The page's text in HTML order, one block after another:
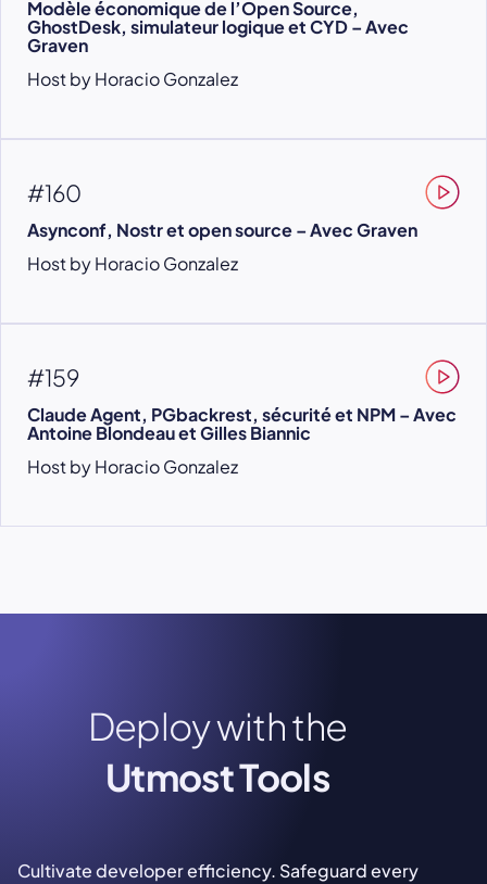
Modèle économique de l’Open Source,
GhostDesk, simulateur logique et CYD – Avec
Graven
Host by Horacio Gonzalez
#160
Asynconf, Nostr et open source – Avec Graven
Host by Horacio Gonzalez
#159
Claude Agent, PGbackrest, sécurité et NPM – Avec
Antoine Blondeau et Gilles Biannic
Host by Horacio Gonzalez
Deploy with the
Utmost Tools
Cultivate developer efficiency. Safeguard every